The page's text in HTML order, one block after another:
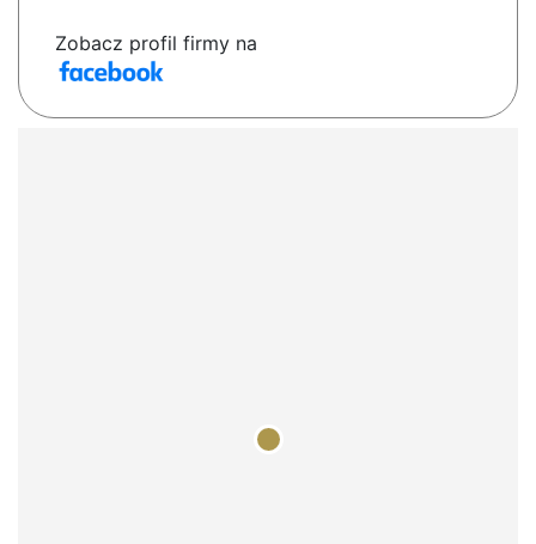
Zobacz profil firmy na